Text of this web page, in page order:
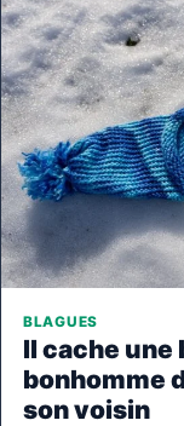
BLAGUES
Il cache une
bonhomme
son voisin